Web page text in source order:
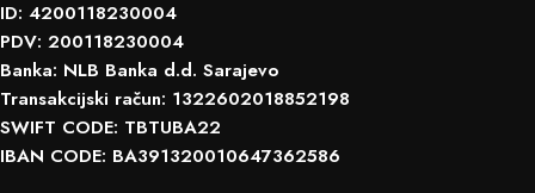
ID: 4200118230004
PDV: 200118230004
Banka: NLB Banka d.d. Sarajevo
Transakcijski račun: 1322602018852198
SWIFT CODE: TBTUBA22
IBAN CODE: BA391320010647362586